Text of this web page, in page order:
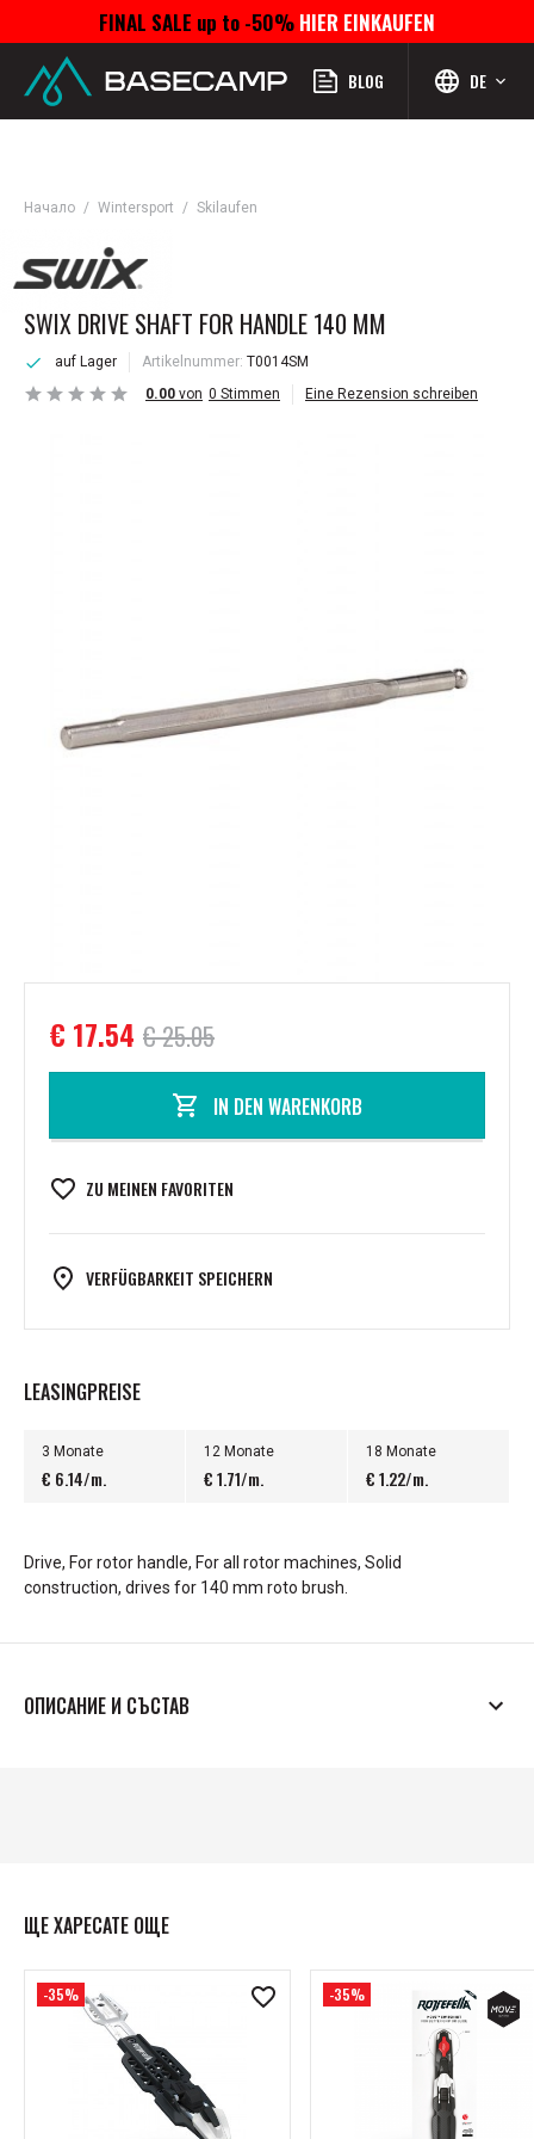
FINAL SALE up to -50%HIER EINKAUFEN
BLOG DE
Начало Wintersport Skilaufen
SWIX DRIVE SHAFT FOR HANDLE 140 MM
auf Lager Artikelnummer: T0014SM
0.00 von 0 Stimmen Eine Rezension schreiben
€ 17.54 € 25.05
IN DEN WARENKORB
ZU MEINEN FAVORITEN
VERFÜGBARKEIT SPEICHERN
LEASINGPREISE
3 Monate
€ 6.14/m.
12 Monate
€ 1.71/m.
18 Monate
€ 1.22/m.
Drive, For rotor handle, For all rotor machines, Solid
construction, drives for 140 mm roto brush.
ОПИСАНИЕ И СЪСТАВ
ЩЕ ХАРЕСАТЕ ОЩЕ
-35% -35%